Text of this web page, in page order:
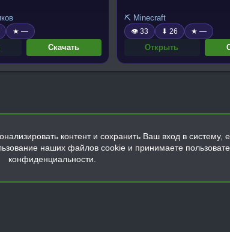
★ —
Скачать
⛏️ Minecraft
👁 33 ⬇ 26 ★ —
Открыть
контент и сохранить Ваш вход в систему,
наших файлов cookie и принимаете
конфиденциальности.